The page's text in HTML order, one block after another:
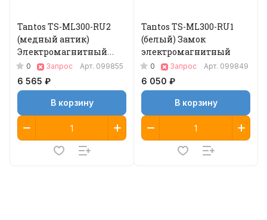
Tantos TS-ML300-RU2
(медный антик)
Электромагнитный
замок
0 Запрос Арт. 099855
6 565 ₽
В корзину
Tantos TS-ML300-RU1
(белый) Замок
электромагнитный
0 Запрос Арт. 099849
6 050 ₽
В корзину